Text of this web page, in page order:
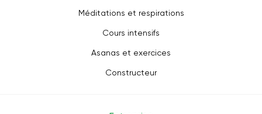
Méditations et respirations
Cours intensifs
Asanas et exercices
Constructeur